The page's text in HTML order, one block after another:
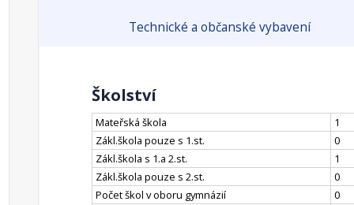
Technické a občanské vybavení
Školství
Mateřská škola
1
Zákl.škola pouze s 1.st.
0
Zákl.škola s 1.a 2.st.
1
Zákl.škola pouze s 2.st.
0
Počet škol v oboru gymnázií
0